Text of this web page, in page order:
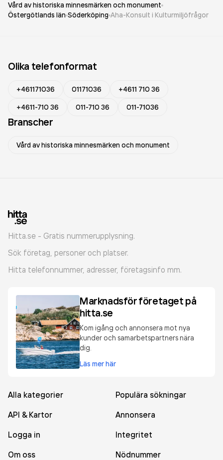
Vård av historiska minnesmärken och monument
Östergötlands län Söderköping Aha-Konsult i Kulturmiljöfrågor
Olika telefonformat
+461171036 01171036
+4611 710 36
+4611-710 36
011-710 36 011-71036
Branscher
Vård av historiska minnesmärken och monument
Hitta.se - Gratis nummerupplysning.
Sök företag, personer och platser.
Hitta telefonnummer, adresser, företagsinfo mm.
Marknadsför företaget på
hitta.se
Kom igång och annonsera mot nya
kunder och samarbetspartners nära
dig.
Läs mer här
Alla kategorier
Populära sökningar
API & Kartor
Annonsera
Logga in
Integritet
Om oss
Nödnummer